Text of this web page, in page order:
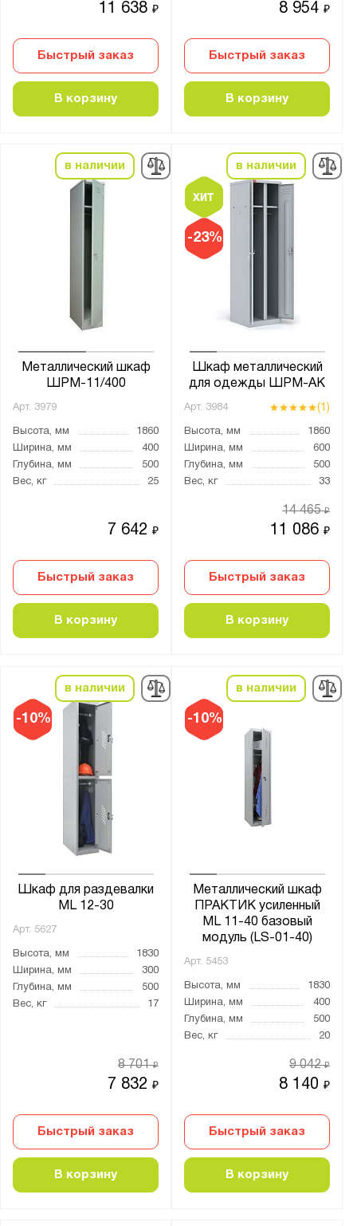
11 638₽
Быстрый заказ
В корзину
8 954₽
Быстрый заказ
В корзину
в наличии
Металлический шкаф
ШРМ-11/400
Арт. 3979
Высота, мм
1860
Ширина, мм
400
Глубина, мм
500
Вес, кг
25
7 642₽
Быстрый заказ
В корзину
-23%
в наличии
Шкаф металлический
для одежды ШРМ-АК
Арт. 3984 (1)
Высота, мм
1860
Ширина, мм
600
Глубина, мм
500
Вес, кг
33
11 086₽
14 465₽
Быстрый заказ
В корзину
-10%
в наличии
Шкаф для раздевалки
ML 12-30
Арт. 5627
Высота, мм
1830
Ширина, мм
300
Глубина, мм
500
Вес, кг
17
7 832₽
8 701₽
Быстрый заказ
В корзину
-10%
в наличии
Металлический шкаф
ПРАКТИК усиленный
ML 11-40 базовый
модуль (LS-01-40)
Арт. 5453
Высота, мм
1830
Ширина, мм
400
Глубина, мм
500
Вес, кг
20
8 140₽
9 042₽
Быстрый заказ
В корзину